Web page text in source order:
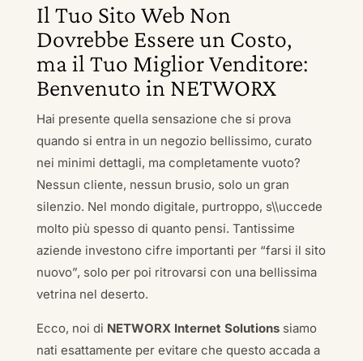
Il Tuo Sito Web Non
Dovrebbe Essere un Costo,
ma il Tuo Miglior Venditore:
Benvenuto in NETWORX
Hai presente quella sensazione che si prova
quando si entra in un negozio bellissimo, curato
nei minimi dettagli, ma completamente vuoto?
Nessun cliente, nessun brusio, solo un gran
silenzio. Nel mondo digitale, purtroppo, s\\uccede
molto più spesso di quanto pensi. Tantissime
aziende investono cifre importanti per “farsi il sito
nuovo”, solo per poi ritrovarsi con una bellissima
vetrina nel deserto.
Ecco, noi di NETWORX Internet Solutionssiamo
nati esattamente per evitare che questo accada a